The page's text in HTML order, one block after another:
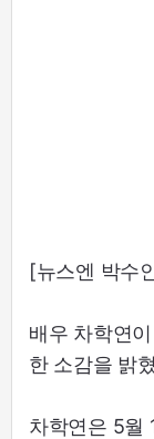
[뉴스엔 박수
배우 차학연
한 소감을 밝
차학연은 5월